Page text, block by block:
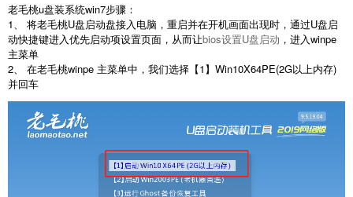
老毛桃u盘装系统win7步骤：
1、 将老毛桃U盘启动盘接入电脑，重启并在开机画面出现时，通过U盘启
动快捷键进入优先启动项设置页面，从而让bios设置U盘启动 ，进入winpe
主菜单
2、 在老毛桃winpe 主菜单中，我们选择【1】Win10X64PE(2G以上内存)
并回车